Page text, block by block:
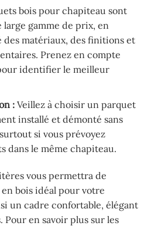
bois pour chapiteau sont
gamme de prix, en
matériaux, des finitions et
Prenez en compte
identifier le meilleur
:Veillez à choisir un parquet
installé et démonté sans
si vous prévoyez
dans le même chapiteau.
vous permettra de
bois idéal pour votre
un cadre confortable, élégant
Pour en savoir plus sur les